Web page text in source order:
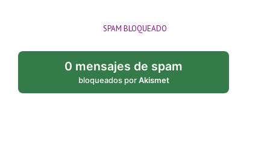
SPAM BLOQUEADO
0 mensajes de spam
bloqueados porAkismet